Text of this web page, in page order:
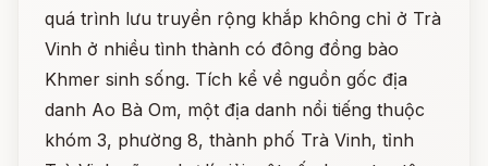
quá trình lưu truyền rộng khắp không chỉ ở Trà
Vinh ở nhiều tình thành có đông đồng bào
Khmer sinh sống. Tích kể về nguồn gốc địa
danh Ao Bà Om, một địa danh nổi tiếng thuộc
khóm 3, phường 8, thành phố Trà Vinh, tỉnh